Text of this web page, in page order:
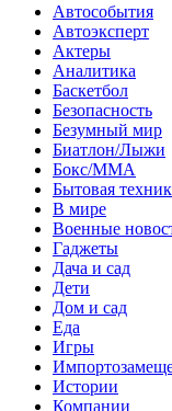
Автособытия
Автоэксперт
Актеры
Аналитика
Баскетбол
Безопасность
Безумный мир
Биатлон/Лыжи
Бокс/MMA
Бытовая
В мире
Военные
Гаджеты
Дача и сад
Дети
Дом и сад
Еда
Игры
Истории
Компании